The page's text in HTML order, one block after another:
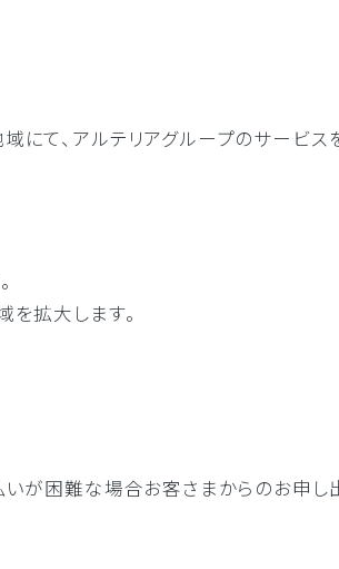
て、アルテリアグループのサービス
拡大します。
が困難な場合お客さまからのお申